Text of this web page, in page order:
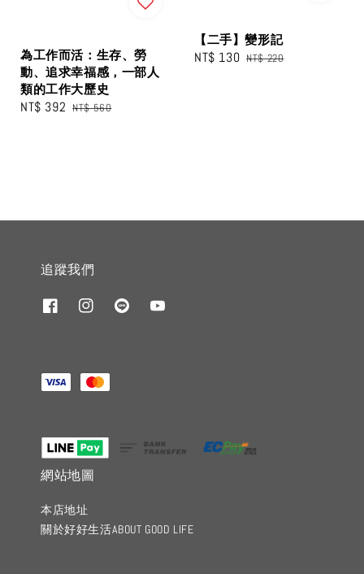
為工作而活：生存、勞
動、追求幸福感，一部人
類的工作大歷史
Sale
NT$ 392 Regular
NT$ 560
【二手】變形記
Sale
NT$ 130 Regular
NT$ 220
追蹤我們
網站地圖
本店地址
關於好好生活ABOUT GOOD LIFE